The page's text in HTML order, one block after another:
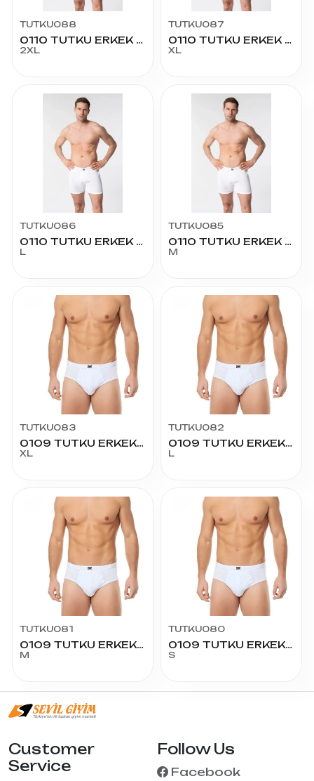
TUTKU088
0110 TUTKU ERKEK PAÇALI DON NO:6
2XL
TUTKU087
0110 TUTKU ERKEK PAÇALI DON NO:5
XL
TUTKU086
0110 TUTKU ERKEK PAÇALI DON NO:4
L
TUTKU085
0110 TUTKU ERKEK PAÇALI DON NO:3
M
TUTKU083
0109 TUTKU ERKEK SLİP NO:5
XL
TUTKU082
0109 TUTKU ERKEK SLİP NO:4
L
TUTKU081
0109 TUTKU ERKEK SLİP NO:3
M
TUTKU080
0109 TUTKU ERKEK SLİP NO:2
S
Customer
Service
Follow Us
Facebook